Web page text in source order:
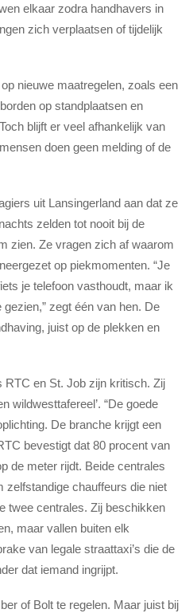
elkaar zodra handhavers in
zich verplaatsen of tijdelijk
nieuwe maatregelen, zoals een
op standplaatsen en
blijft er veel afhankelijk van
doen geen melding of de
uit Lansingerland aan dat ze
zelden tot nooit bij de
zien. Ze vragen zich af waarom
op piekmomenten. “Je
je telefoon vasthoudt, maar ik
zegt één van hen. De
juist op de plekken en
en St. Job zijn kritisch. Zij
wildwesttafereel’. “De goede
De branche krijgt een
bevestigt dat 80 procent van
de meter rijdt. Beide centrales
zelfstandige chauffeurs die niet
twee centrales. Zij beschikken
maar vallen buiten elk
van legale straattaxi’s die de
dat iemand ingrijpt.
of Bolt te regelen. Maar juist bij